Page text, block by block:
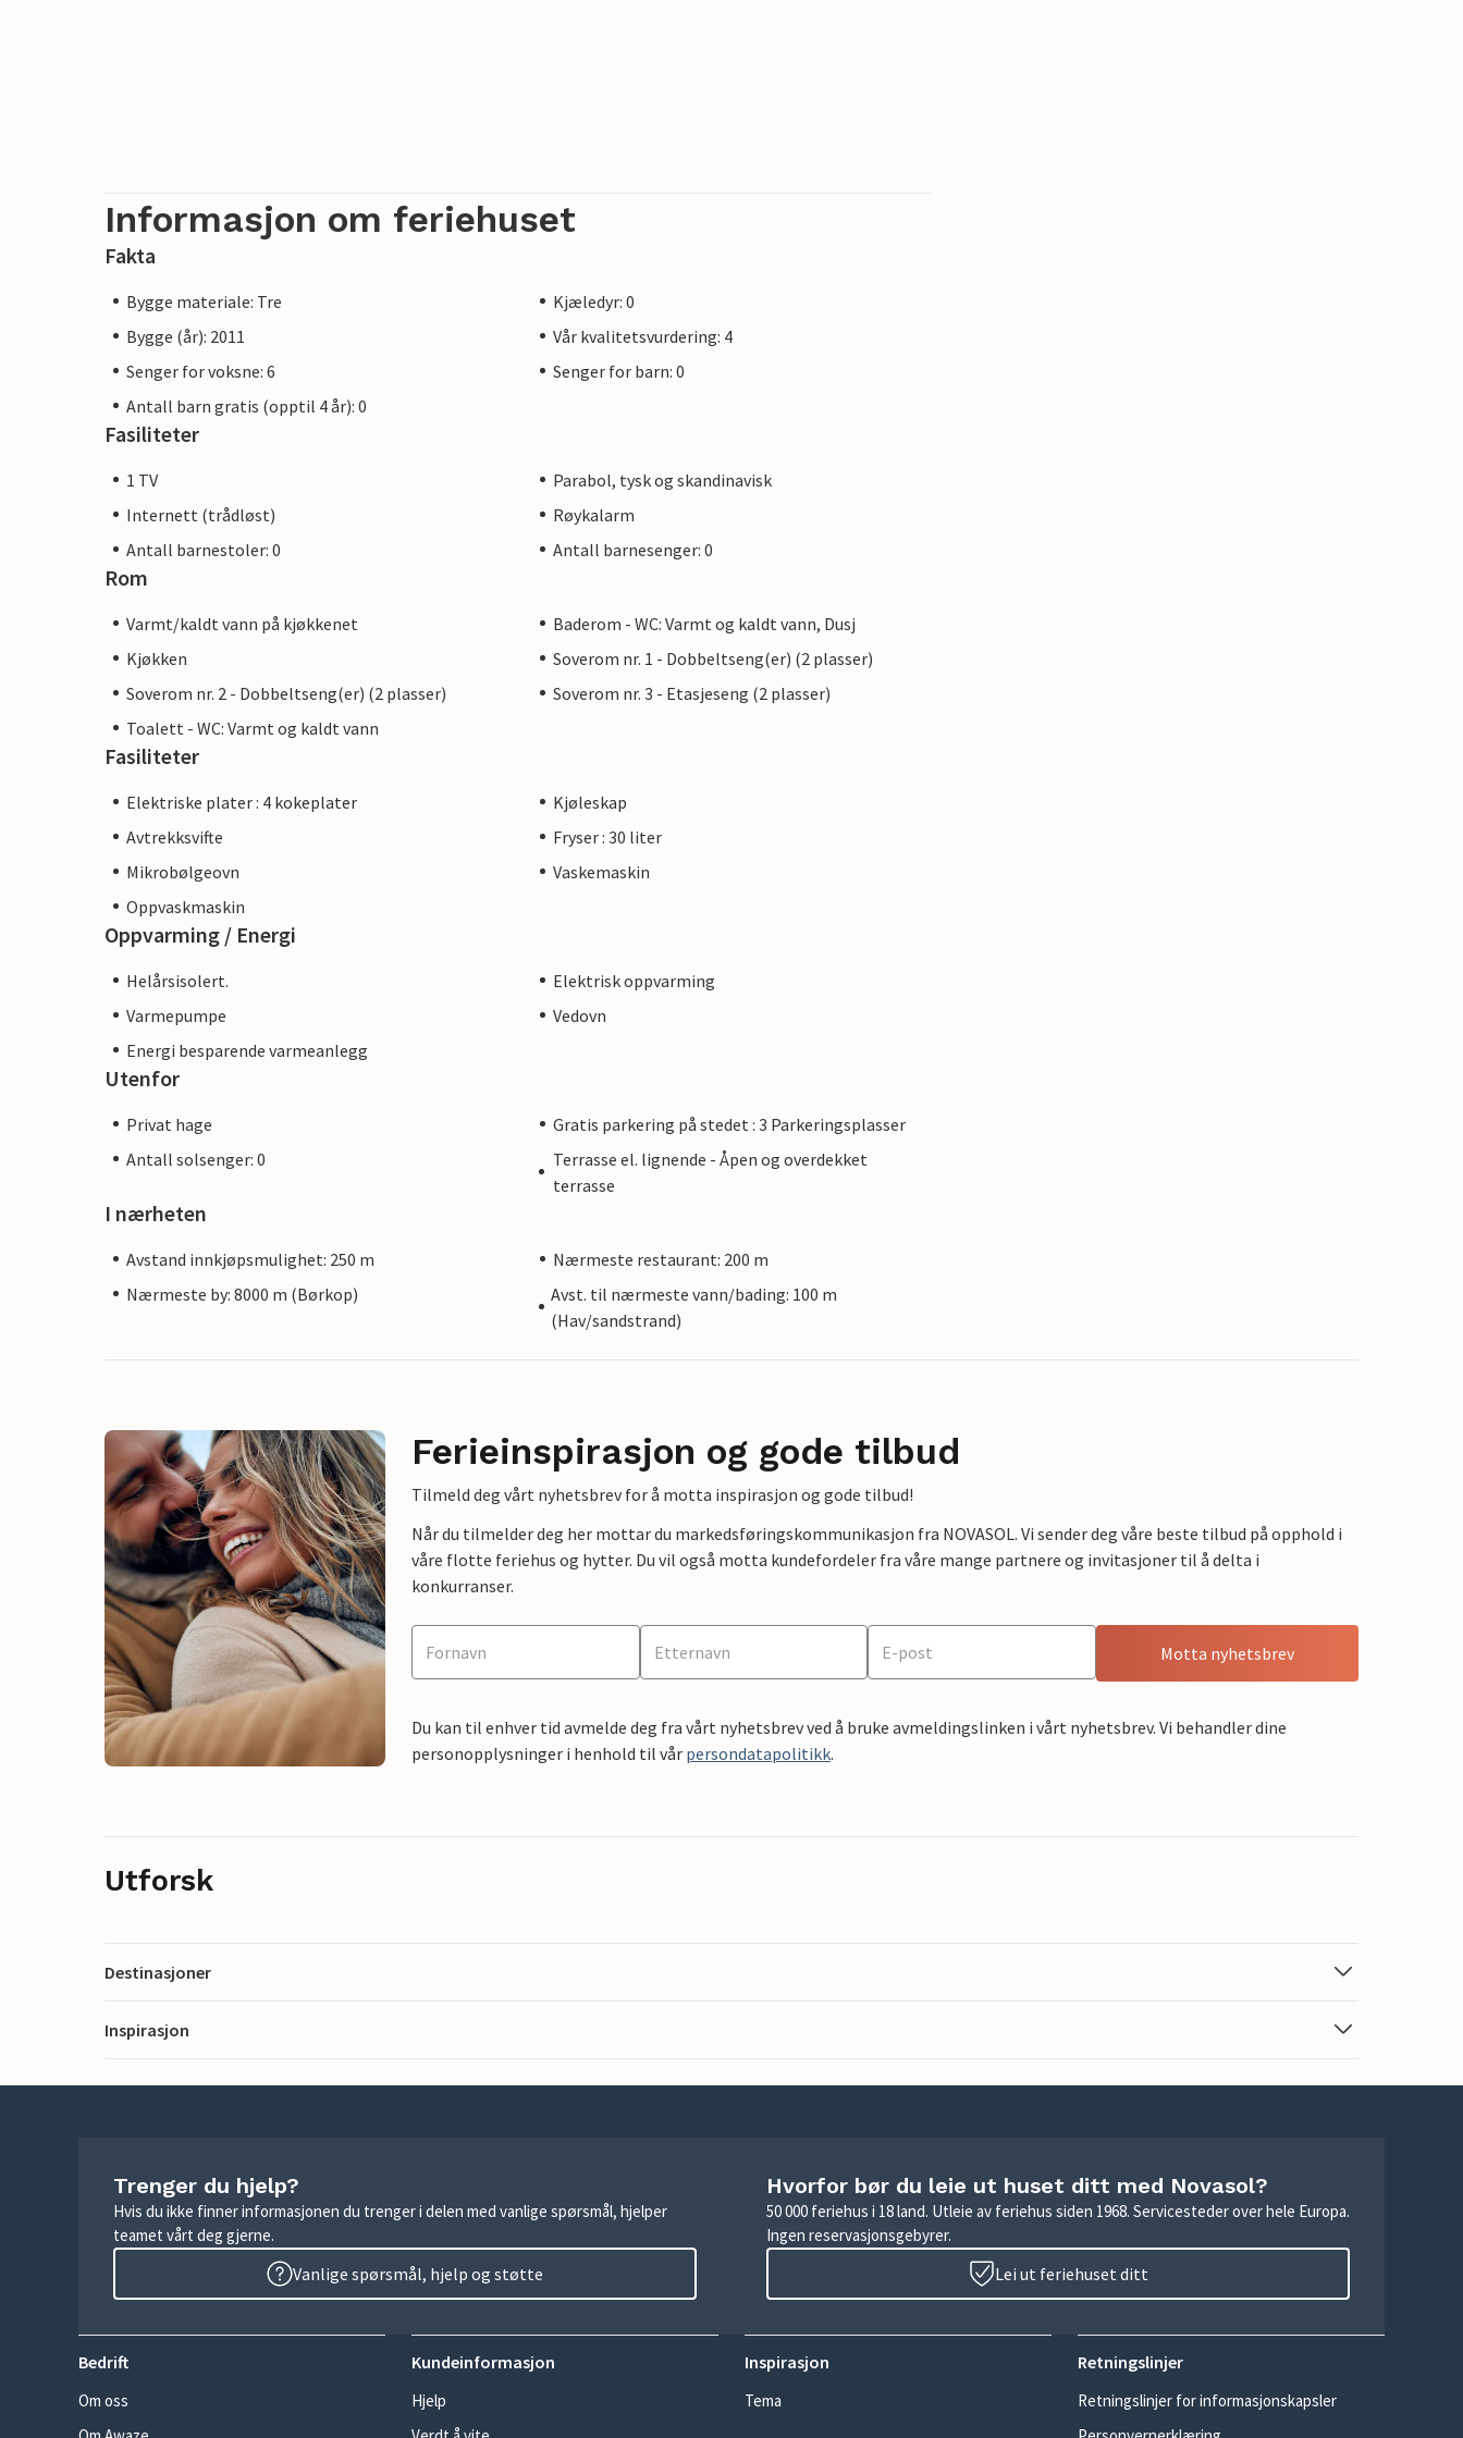
Informasjon om feriehuset
Fakta
Bygge materiale: Tre
Kjæledyr: 0
Bygge (år): 2011
Vår kvalitetsvurdering: 4
Senger for voksne: 6
Senger for barn: 0
Antall barn gratis (opptil 4 år): 0
Fasiliteter
1 TV
Parabol, tysk og skandinavisk
Internett (trådløst)
Røykalarm
Antall barnestoler: 0
Antall barnesenger: 0
Rom
Varmt/kaldt vann på kjøkkenet
Baderom - WC: Varmt og kaldt vann, Dusj
Kjøkken
Soverom nr. 1 - Dobbeltseng(er) (2 plasser)
Soverom nr. 2 - Dobbeltseng(er) (2 plasser)
Soverom nr. 3 - Etasjeseng (2 plasser)
Toalett - WC: Varmt og kaldt vann
Fasiliteter
Elektriske plater : 4 kokeplater
Kjøleskap
Avtrekksvifte
Fryser : 30 liter
Mikrobølgeovn
Vaskemaskin
Oppvaskmaskin
Oppvarming / Energi
Helårsisolert.
Elektrisk oppvarming
Varmepumpe
Vedovn
Energi besparende varmeanlegg
Utenfor
Privat hage
Gratis parkering på stedet : 3 Parkeringsplasser
Antall solsenger: 0
Terrasse el. lignende - Åpen og overdekket
terrasse
I nærheten
Avstand innkjøpsmulighet: 250 m
Nærmeste restaurant: 200 m
Nærmeste by: 8000 m (Børkop)
Avst. til nærmeste vann/bading: 100 m
(Hav/sandstrand)
Ferieinspirasjon og gode tilbud
Tilmeld deg vårt nyhetsbrev for å motta inspirasjon og gode tilbud!
Når du tilmelder deg her mottar du markedsføringskommunikasjon fra NOVASOL. Vi sender deg våre beste tilbud på opphold i
våre flotte feriehus og hytter. Du vil også motta kundefordeler fra våre mange partnere og invitasjoner til å delta i
konkurranser.
Motta nyhetsbrev
Du kan til enhver tid avmelde deg fra vårt nyhetsbrev ved å bruke avmeldingslinken i vårt nyhetsbrev. Vi behandler dine
personopplysninger i henhold til vår persondatapolitikk.
Utforsk
Destinasjoner
Inspirasjon
Trenger du hjelp?
Hvis du ikke finner informasjonen du trenger i delen med vanlige spørsmål, hjelper
teamet vårt deg gjerne.
Vanlige spørsmål, hjelp og støtte
Hvorfor bør du leie ut huset ditt med Novasol?
50 000 feriehus i 18 land. Utleie av feriehus siden 1968. Servicesteder over hele Europa.
Ingen reservasjonsgebyrer.
Lei ut feriehuset ditt
Bedrift
Om oss
Kundeinformasjon
Hjelp
Inspirasjon
Tema
Retningslinjer
Retningslinjer for informasjonskapsler